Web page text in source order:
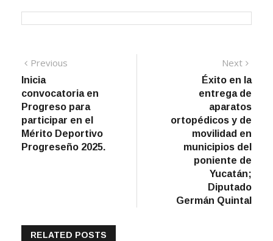
Navegación
de
entradas
Previous
Inicia
convocatoria en
Progreso para
participar en el
Mérito Deportivo
Progreseño 2025.
Next
post:
Éxito en la
entrega de
aparatos
ortopédicos y de
movilidad en
municipios del
poniente de
Yucatán;
Diputado
Germán Quintal
RELATED POSTS